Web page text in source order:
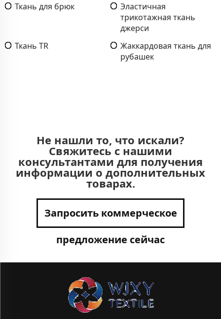
Ткань для брюк
Эластичная
трикотажная ткань
джерси
Ткань TR
Жаккардовая ткань для
рубашек
Не нашли то, что искали?
Свяжитесь с нашими
консультантами для получения
информации о дополнительных
товарах.
Запросить коммерческое
предложение сейчас